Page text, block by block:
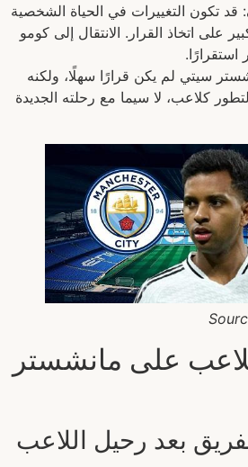
: قد تكون التغييرات في الحياة الشخصية
على اتخاذ القرار. الانتقال إلى كومو
استقرارًا.
سيتي لم يكن قرارًا سهلًا، ولكنه
كلاعب، لا سيما مع رحلته الجديدة
على مانشستر
بعد رحيل اللاعب